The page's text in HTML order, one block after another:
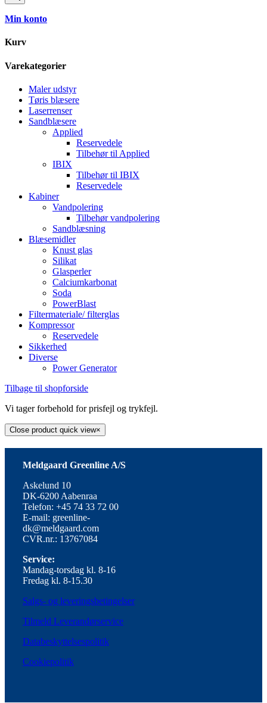
Min konto
Kurv
Varekategorier
Maler udstyr
Tøris blæsere
Laserrenser
Sandblæsere
Applied
Reservedele
Tilbehør til Applied
IBIX
Tilbehør til IBIX
Reservedele
Kabiner
Vandpolering
Tilbehør vandpolering
Sandblæsning
Blæsemidler
Knust glas
Silikat
Glasperler
Calciumkarbonat
Soda
PowerBlast
Filtermateriale/ filterglas
Kompressor
Reservedele
Sikkerhed
Diverse
Power Generator
Tilbage til shopforside
Vi tager forbehold for prisfejl og trykfejl.
Close product quick view×
Meldgaard Greenline A/S
Askelund 10
DK-6200 Aabenraa
Telefon: +45 74 33 72 00
E-mail: greenline-
dk@meldgaard.com
CVR.nr.: 13767084
Service:
Mandag-torsdag kl. 8-16
Fredag kl. 8-15.30
Salgs- og leveringsbetingelser
Tilmeld Leverandørservice
Databeskyttelsespolitik
Cookiepolitik